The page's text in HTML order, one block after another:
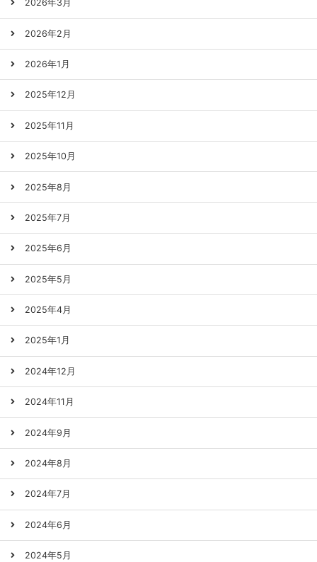
2026年3月
2026年2月
2026年1月
2025年12月
2025年11月
2025年10月
2025年8月
2025年7月
2025年6月
2025年5月
2025年4月
2025年1月
2024年12月
2024年11月
2024年9月
2024年8月
2024年7月
2024年6月
2024年5月